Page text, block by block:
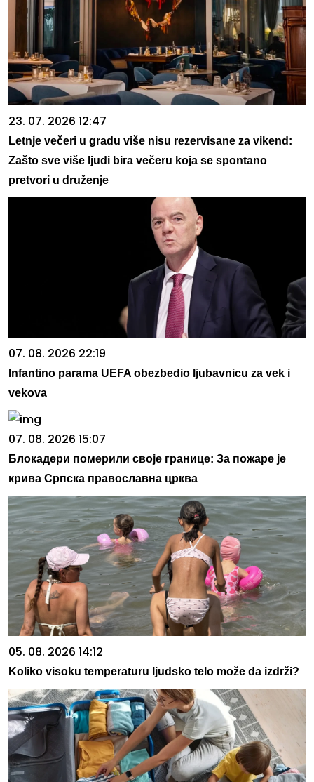
23. 07. 2026 12:47
Letnje večeri u gradu više nisu rezervisane za vikend:
Zašto sve više ljudi bira večeru koja se spontano
pretvori u druženje
07. 08. 2026 22:19
Infantino parama UEFA obezbedio ljubavnicu za vek i
vekova
07. 08. 2026 15:07
Блокадери померили своје границе: За пожаре је
крива Српска православна црква
05. 08. 2026 14:12
Koliko visoku temperaturu ljudsko telo može da izdrži?